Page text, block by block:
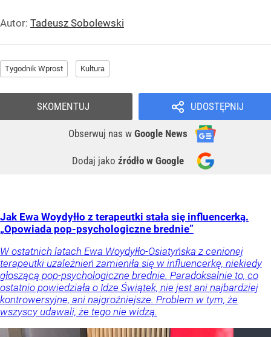
Autor: Tadeusz Sobolewski
Tygodnik Wprost Kultura
UDOSTĘPNIJ
Obserwuj nas w Google News
Dodaj jako źródło w Google
SKOMENTUJ
Jak Ewa Woydyłło z terapeutki stała się influencerką.
„Opowiada pop-psychologiczne brednie”
W ostatnich latach Ewa Woydyłło-Osiatyńska z cenionej
terapeutki uzależnień zamieniła się w influencerkę, niekiedy
głoszącą pop-psychologiczne brednie. Paradoksalnie to, co
ostatnio powiedziała o Idze Świątek, nie jest ani najbardziej
kontrowersyjne, ani najgroźniejsze. Problem w tym, że
wszyscy udawali, że tego nie widzą.